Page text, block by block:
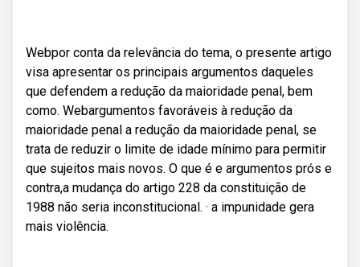
Webpor conta da relevância do tema, o presente artigo
visa apresentar os principais argumentos daqueles
que defendem a redução da maioridade penal, bem
como. Webargumentos favoráveis à redução da
maioridade penal a redução da maioridade penal, se
trata de reduzir o limite de idade mínimo para permitir
que sujeitos mais novos. O que é e argumentos prós e
contra,a mudança do artigo 228 da constituição de
1988 não seria inconstitucional. · a impunidade gera
mais violência.